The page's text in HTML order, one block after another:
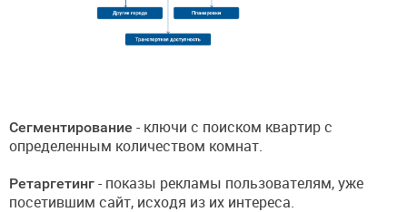
Сегментирование - ключи с поиском квартир с
определенным количеством комнат.
Ретаргетинг - показы рекламы пользователям, уже
посетившим сайт, исходя из их интереса.